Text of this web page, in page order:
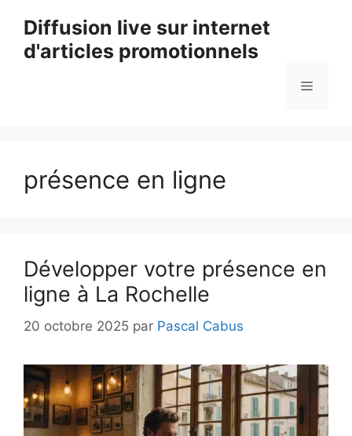
contenu
Diffusion live sur internet
d'articles promotionnels
Menu
présence en ligne
Développer votre présence en
ligne à La Rochelle
20 octobre 2025 par Pascal Cabus